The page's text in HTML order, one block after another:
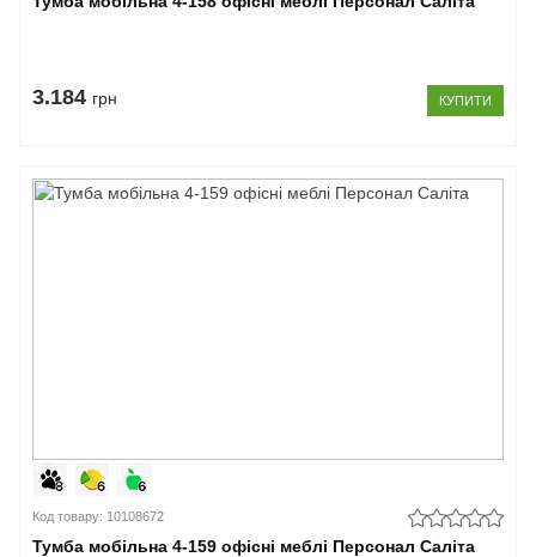
3.184 грн КУПИТИ
Код товару: 10108672
Тумба мобільна 4-159 офісні меблі Персонал Саліта